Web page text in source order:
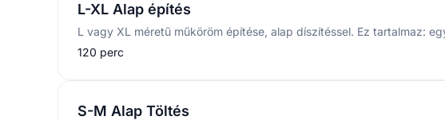
L-XL Alap építés
120 perc
S-M Alap Töltés